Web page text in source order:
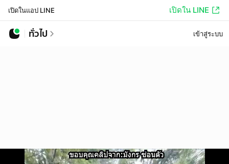
เปิดในแอป LINE เปิดใน LINE
ทั่วไป เข้าสู่ระบบ